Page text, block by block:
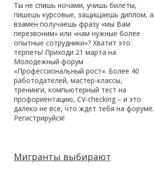
Ты не спишь ночами, учишь билеты,
пишешь курсовые, защищаешь диплом, а
взамен получаешь фразу «мы Вам
перезвоним» или «нам нужные более
опытные сотрудники»? Хватит это
терпеть! Приходи 21 марта на
Молодежный форум
«Профессиональный рост». Более 40
работодателей, мастер-классы,
тренинги, компьютерный тест на
профориентацию, CV-checking – и это
далеко не все, что ждет тебя на форуме.
Регистрируйся!
Мигранты выбирают